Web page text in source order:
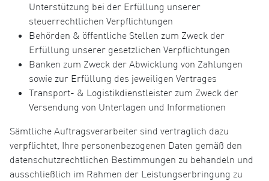
Unterstützung bei der Erfüllung unserer
steuerrechtlichen Verpflichtungen
Behörden & öffentliche Stellen zum Zweck der
Erfüllung unserer gesetzlichen Verpflichtungen
Banken zum Zweck der Abwicklung von Zahlungen
sowie zur Erfüllung des jeweiligen Vertrages
Transport- & Logistikdienstleister zum Zweck der
Versendung von Unterlagen und Informationen
Sämtliche Auftragsverarbeiter sind vertraglich dazu
verpflichtet, Ihre personenbezogenen Daten gemäß den
datenschutzrechtlichen Bestimmungen zu behandeln und
ausschließlich im Rahmen der Leistungserbringung zu